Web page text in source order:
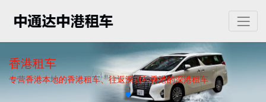
香港租车
专营香港本地的香港租车、往返深圳和香港的深港租车